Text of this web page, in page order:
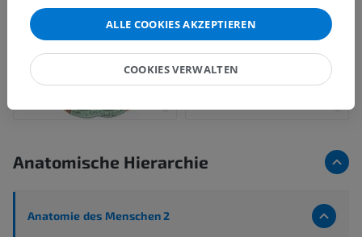
Anatomische Hierarchie
Anatomie des Menschen 2
ALLE COOKIES AKZEPTIEREN
COOKIES VERWALTEN